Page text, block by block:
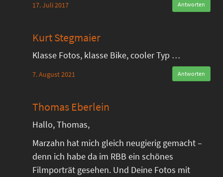
17. Juli 2017 Antworten
Kurt Stegmaier
Klasse Fotos, klasse Bike, cooler Typ …
7. August 2021 Antworten
Thomas Eberlein
Hallo, Thomas,
Marzahn hat mich gleich neugierig gemacht –
denn ich habe da im RBB ein schönes
Filmporträt gesehen. Und Deine Fotos mit